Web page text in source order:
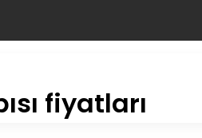
fiyatları